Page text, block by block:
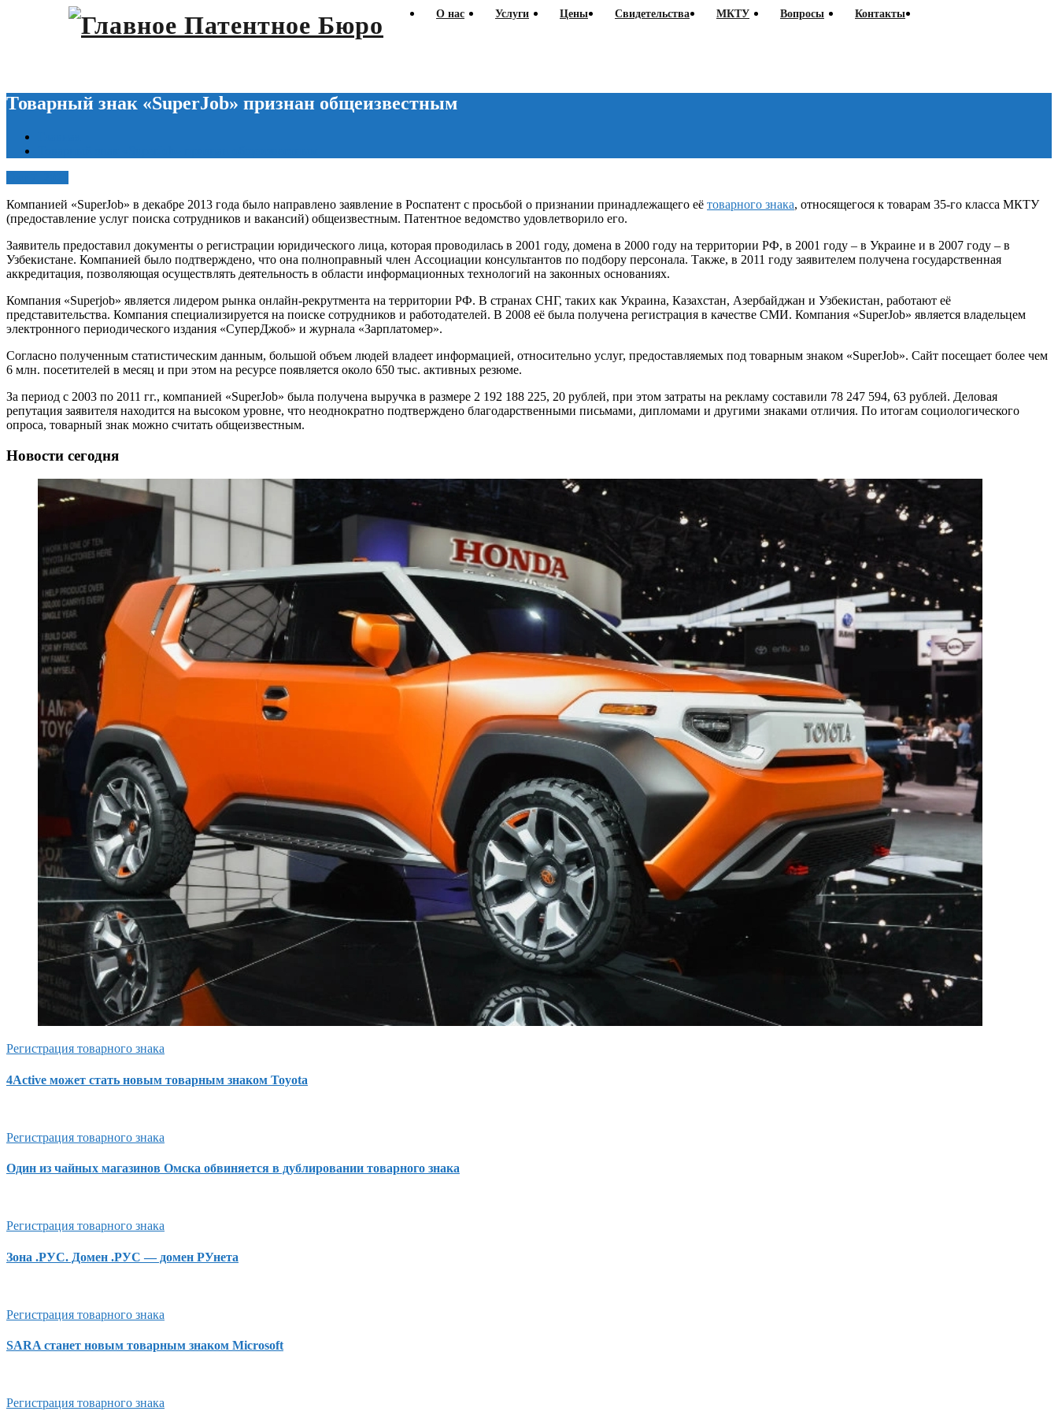
О нас Услуги Цены Свидетельства МКТУ Вопросы Контакты
Товарный знак «SuperJob» признан общеизвестным
Компанией «SuperJob» в декабре 2013 года было направлено заявление в Роспатент с просьбой о признании принадлежащего её товарного знака, относящегося к товарам 35-го класса МКТУ
(предоставление услуг поиска сотрудников и вакансий) общеизвестным. Патентное ведомство удовлетворило его.
Заявитель предоставил документы о регистрации юридического лица, которая проводилась в 2001 году, домена в 2000 году на территории РФ, в 2001 году – в Украине и в 2007 году – в
Узбекистане. Компанией было подтверждено, что она полноправный член Ассоциации консультантов по подбору персонала. Также, в 2011 году заявителем получена государственная
аккредитация, позволяющая осуществлять деятельность в области информационных технологий на законных основаниях.
Компания «Superjob» является лидером рынка онлайн-рекрутмента на территории РФ. В странах СНГ, таких как Украина, Казахстан, Азербайджан и Узбекистан, работают её
представительства. Компания специализируется на поиске сотрудников и работодателей. В 2008 её была получена регистрация в качестве СМИ. Компания «SuperJob» является владельцем
электронного периодического издания «СуперДжоб» и журнала «Зарплатомер».
Согласно полученным статистическим данным, большой объем людей владеет информацией, относительно услуг, предоставляемых под товарным знаком «SuperJob». Сайт посещает более чем
6 млн. посетителей в месяц и при этом на ресурсе появляется около 650 тыс. активных резюме.
За период с 2003 по 2011 гг., компанией «SuperJob» была получена выручка в размере 2 192 188 225, 20 рублей, при этом затраты на рекламу составили 78 247 594, 63 рублей. Деловая
репутация заявителя находится на высоком уровне, что неоднократно подтверждено благодарственными письмами, дипломами и другими знаками отличия. По итогам социологического
опроса, товарный знак можно считать общеизвестным.
Новости сегодня
Регистрация товарного знака
4Active может стать новым товарным знаком Toyota
Регистрация товарного знака
Один из чайных магазинов Омска обвиняется в дублировании товарного знака
Регистрация товарного знака
Зона .РУС. Домен .РУС — домен РУнета
Регистрация товарного знака
SARA станет новым товарным знаком Microsoft
Регистрация товарного знака